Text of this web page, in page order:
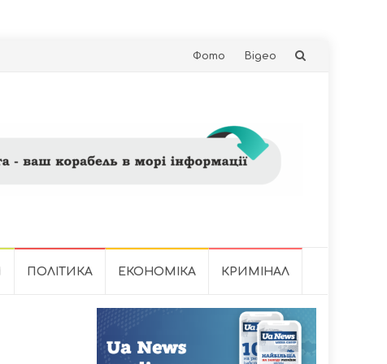
Skip
Фото Відео
ПОЛІТИКА ЕКОНОМІКА КРИМІНАЛ